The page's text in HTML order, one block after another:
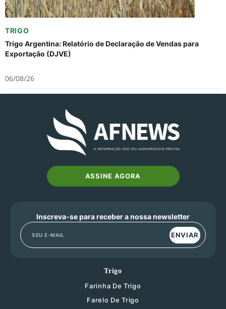
TRIGO
Trigo Argentina: Relatório de Declaração de Vendas para
Exportação (DJVE)
06/08/26
ASSINE AGORA
Inscreva-se para receber a nossa newsletter
ENVIAR
Trigo
Farinha De Trigo
Farelo De Trigo